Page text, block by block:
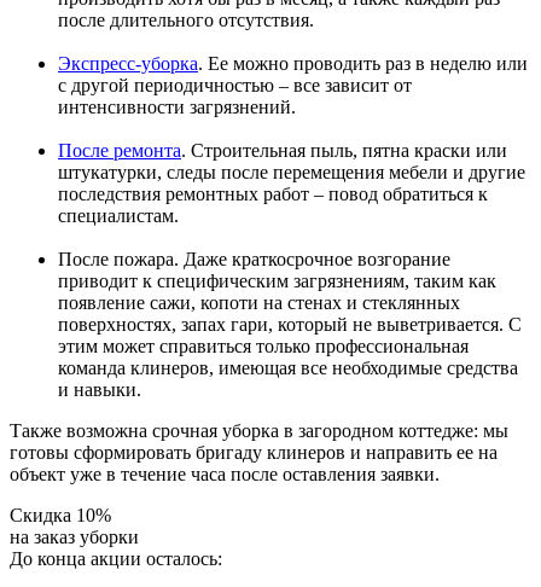
после длительного отсутствия.
Экспресс-уборка. Ее можно проводить раз в неделю или
с другой периодичностью – все зависит от
интенсивности загрязнений.
После ремонта. Строительная пыль, пятна краски или
штукатурки, следы после перемещения мебели и другие
последствия ремонтных работ – повод обратиться к
специалистам.
После пожара. Даже краткосрочное возгорание
приводит к специфическим загрязнениям, таким как
появление сажи, копоти на стенах и стеклянных
поверхностях, запах гари, который не выветривается. С
этим может справиться только профессиональная
команда клинеров, имеющая все необходимые средства
и навыки.
Также возможна срочная уборка в загородном коттедже: мы
готовы сформировать бригаду клинеров и направить ее на
объект уже в течение часа после оставления заявки.
Скидка 10%
на заказ уборки
До конца акции осталось: